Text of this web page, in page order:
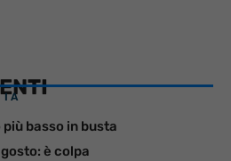
basso in busta
è colpa